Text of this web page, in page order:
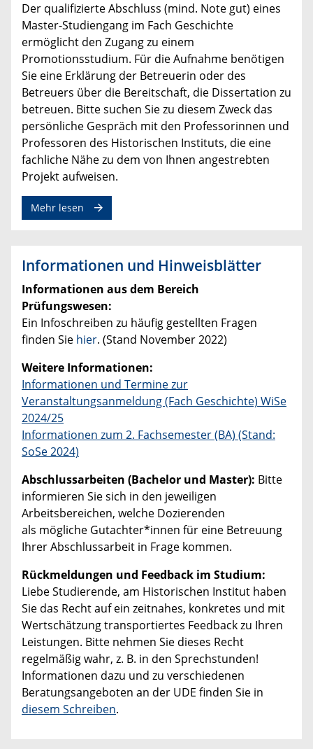
Der qualifizierte Abschluss (mind. Note gut) eines
Master-Studiengang im Fach Geschichte
ermöglicht den Zugang zu einem
Promotionsstudium. Für die Aufnahme benötigen
Sie eine Erklärung der Betreuerin oder des
Betreuers über die Bereitschaft, die Dissertation zu
betreuen. Bitte suchen Sie zu diesem Zweck das
persönliche Gespräch mit den Professorinnen und
Professoren des Historischen Instituts, die eine
fachliche Nähe zu dem von Ihnen angestrebten
Projekt aufweisen.
Mehr lesen zum Thema Promotionsstudium
Informationen und Hinweisblätter
Informationen aus dem Bereich
Prüfungswesen:
Ein Infoschreiben zu häufig gestellten Fragen
finden Sie hier. (Stand November 2022)
Weitere Informationen:
Informationen und Termine zur
Veranstaltungsanmeldung (Fach Geschichte) WiSe
2024/25
Informationen zum 2. Fachsemester (BA) (Stand:
SoSe 2024)
Abschlussarbeiten (Bachelor und Master): Bitte
informieren Sie sich in den jeweiligen
Arbeitsbereichen, welche Dozierenden
als mögliche Gutachter*innen für eine Betreuung
Ihrer Abschlussarbeit in Frage kommen.
Rückmeldungen und Feedback im Studium:
Liebe Studierende, am Historischen Institut haben
Sie das Recht auf ein zeitnahes, konkretes und mit
Wertschätzung transportiertes Feedback zu Ihren
Leistungen. Bitte nehmen Sie dieses Recht
regelmäßig wahr, z. B. in den Sprechstunden!
Informationen dazu und zu verschiedenen
Beratungsangeboten an der UDE finden Sie in
diesem Schreiben.